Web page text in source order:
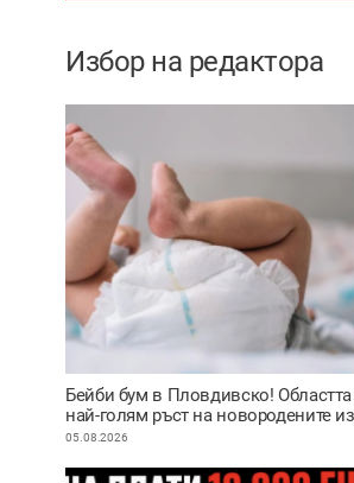
Избор на редактора
Бейби бум в Пловдивско! Областта
най-голям ръст на новородените
София
05.08.2026